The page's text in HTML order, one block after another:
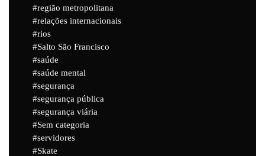
região metropolitana
relações internacionais
rios
Salto São Francisco
saúde
saúde mental
segurança
segurança pública
segurança viária
Sem categoria
servidores
Skate